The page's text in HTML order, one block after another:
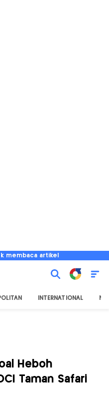
membaca artikel
INTERNATIONAL
Heboh
Taman Safari